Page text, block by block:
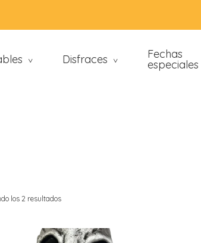
> Disfraces > Fechas
especiales
los 2 resultados